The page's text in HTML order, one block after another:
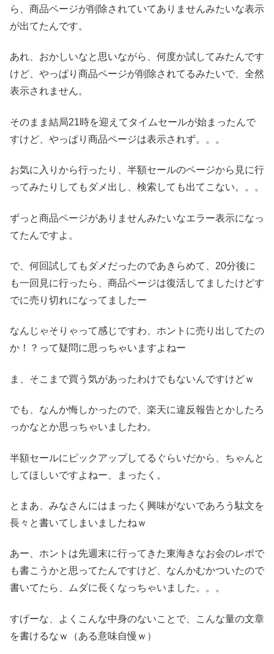
ら、商品ページが削除されていてありませんみたいな表示
が出てたんです。
あれ、おかしいなと思いながら、何度か試してみたんです
けど、やっぱり商品ページが削除されてるみたいで、全然
表示されません。
そのまま結局21時を迎えてタイムセールが始まったんで
すけど、やっぱり商品ページは表示されず。。。
お気に入りから行ったり、半額セールのページから見に行
ってみたりしてもダメ出し、検索しても出てこない。。。
ずっと商品ページがありませんみたいなエラー表示になっ
てたんですよ。
で、何回試してもダメだったのであきらめて、20分後に
も一回見に行ったら、商品ページは復活してましたけどす
でに売り切れになってましたー
なんじゃそりゃって感じですわ、ホントに売り出してたの
か！？って疑問に思っちゃいますよねー
ま、そこまで買う気があったわけでもないんですけどｗ
でも、なんか悔しかったので、楽天に違反報告とかしたろ
っかなとか思っちゃいましたわ。
半額セールにピックアップしてるぐらいだから、ちゃんと
してほしいですよねー、まったく。
とまあ、みなさんにはまったく興味がないであろう駄文を
長々と書いてしまいましたねｗ
あー、ホントは先週末に行ってきた東海きなお会のレポで
も書こうかと思ってたんですけど、なんかむかついたので
書いてたら、ムダに長くなっちゃいました。。。
すげーな、よくこんな中身のないことで、こんな量の文章
を書けるなｗ（ある意味自慢ｗ）